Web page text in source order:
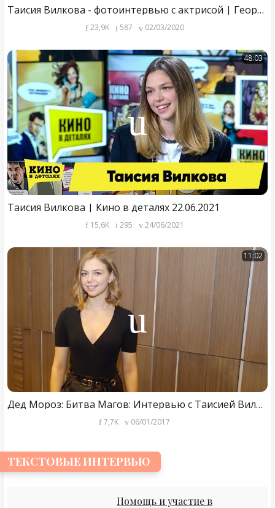
Таисия Вилкова - фотоинтервью с актрисой | Георгий За Кадром. Выпуск 19
23,9K 587 02/03/2020
48:03
Таисия Вилкова | Кино в деталях 22.06.2021
15,6K 295 24/06/2021
11:02
Дед Мороз: Битва Магов: Интервью с Таисией Вилковой (Taisiya Vilkova Interview)
7,7K 06/01/2017
ТЕКСТОВЫЕ ИНТЕРВЬЮ
Помощь и участие в